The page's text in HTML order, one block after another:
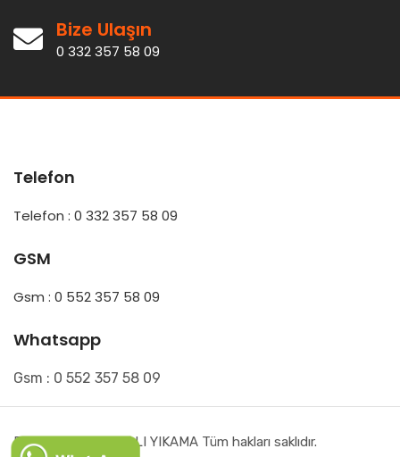
Bize Ulaşın
0 332 357 58 09
Telefon
Telefon : 0 332 357 58 09
GSM
Gsm : 0 552 357 58 09
Whatsapp
Gsm : 0 552 357 58 09
Derbent HAZAL HALI YIKAMA Tüm hakları saklıdır.